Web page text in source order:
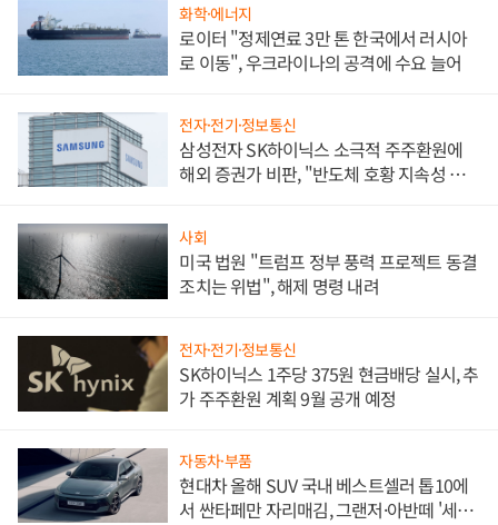
화학·에너지
로이터 "정제연료 3만 톤 한국에서 러시아
로 이동", 우크라이나의 공격에 수요 늘어
전자·전기·정보통신
삼성전자 SK하이닉스 소극적 주주환원에
해외 증권가 비판, "반도체 호황 지속성 의
사회
미국 법원 "트럼프 정부 풍력 프로젝트 동결
조치는 위법", 해제 명령 내려
전자·전기·정보통신
SK하이닉스 1주당 375원 현금배당 실시, 추
가 주주환원 계획 9월 공개 예정
자동차·부품
현대차 올해 SUV 국내 베스트셀러 톱10에
서 싼타페만 자리매김, 그랜저·아반떼 '세단